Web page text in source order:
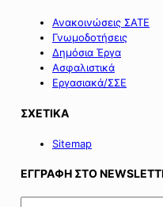
Ανακοινώσεις ΣΑΤΕ
Γνωμοδοτήσεις
Δημόσια Έργα
Ασφαλιστικά
Εργασιακά/ΣΣΕ
ΣΧΕΤΙΚΑ
Sitemap
ΕΓΓΡΑΦΗ ΣΤΟ